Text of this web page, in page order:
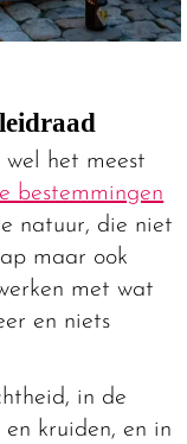
het meest
bestemmingen
natuur, die niet
maar ook
met wat
en niets
in de
kruiden, en in